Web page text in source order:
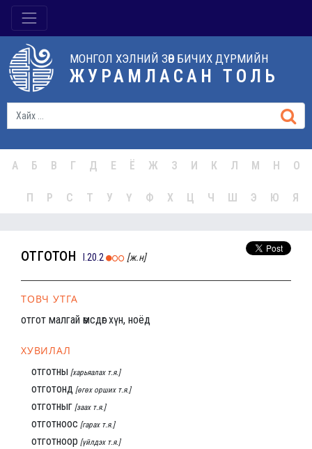
МОНГОЛ ХЭЛНИЙ ЗӨВ БИЧИХ ДҮРМИЙН
ЖУРАМЛАСАН ТОЛЬ
А Б В Г Д Е Ё Ж З И К Л М Н О
П Р С Т У Ү Ф Х Ц Ч Ш Э Ю Я
отготон I.20.2 [ж.н]
ТОВЧ УТГА
отгот малгай өмсдөг хүн, ноёд
ХУВИЛАЛ
отготны [харьяалах т.я.]
отготонд [өгөх орших т.я.]
отготныг [заах т.я.]
отготноос [гарах т.я.]
отготноор [үйлдэх т.я.]